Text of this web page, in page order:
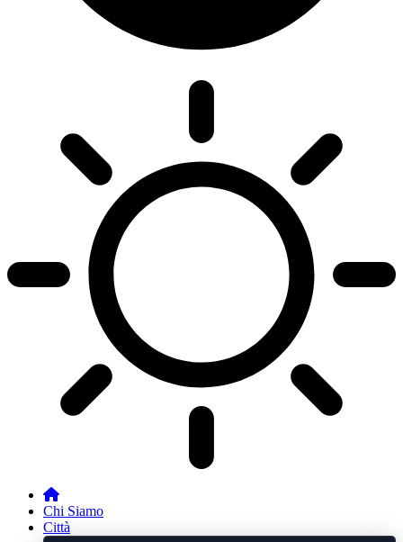
Chi Siamo
Città